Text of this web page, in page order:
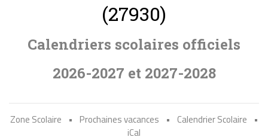
(27930)
Calendriers scolaires officiels
2026-2027 et 2027-2028
Zone Scolaire • Prochaines vacances • Calendrier Scolaire
•
iCal